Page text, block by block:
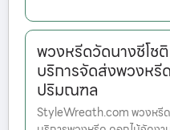
พวงหรีดวัดนางชีโช
บริการจัดส่งพวงหรี
ปริมณฑล
StyleWreath.com พวงหรี